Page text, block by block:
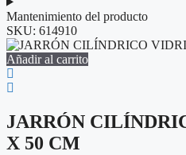
Mantenimiento del producto
SKU: 614910
Añadir al carrito
JARRÓN
X 50 CM